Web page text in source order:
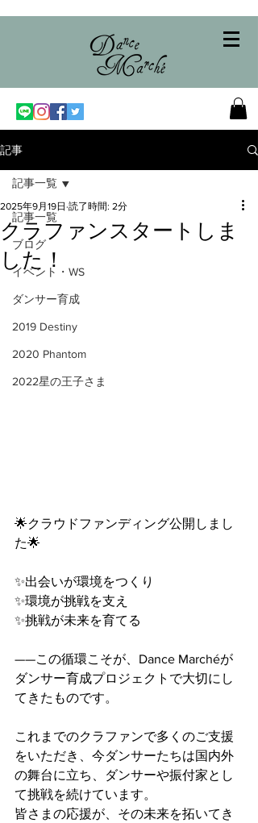
記事
記事一覧
ブログ
イベント・WS
ダンサー育成
2019 Destiny
2020 Phantom
2022星の王子さま
記事一覧
クラファンスタートしま
した！
2025年9月19日 読了時間: 2分
🌟クラウドファンディング公開しまし
た🌟
✨出会いが環境をつくり
✨環境が挑戦を支え
✨挑戦が未来を育てる
——この循環こそが、Dance Marchéが
ダンサー育成プロジェクトで大切にし
てきたものです。
これまでのクラファンで多くのご支援
をいただき、今ダンサーたちは国内外
の舞台に立ち、ダンサーや振付家とし
て挑戦を続けています。
皆さまの応援が、その未来を拓いてき